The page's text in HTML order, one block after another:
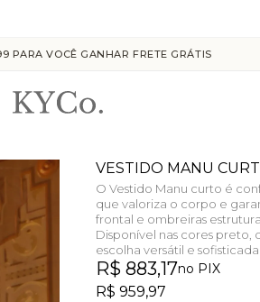
PARA VOCÊ GANHAR FRETE GRÁTIS
VESTIDO MANU
O Vestido Manu curto é
que valoriza o corpo e
frontal e ombreiras
Disponível nas cores
escolha versátil e
R$ 883,17no PIX
R$ 959,97